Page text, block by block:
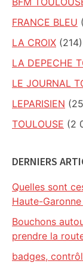
FRANCE BLEU
LA CROIX (214)
LA DEPECHE
LE JOURNAL
LEPARISIEN
TOULOUSE (2
DERNIERS
Quelles sont
Haute-
Bouchons
prendre la
badges,